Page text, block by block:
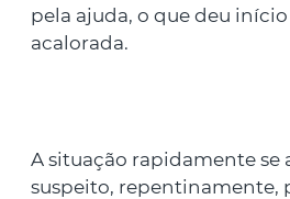
pela ajuda, o que deu
acalorada.
A situação rapidamente se
suspeito, repentinamente,